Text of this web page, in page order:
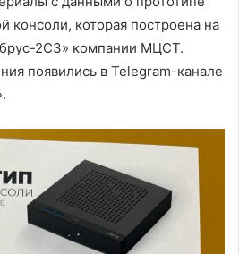
консоли, которая построена на
2С3» компании МЦСТ.
появились в Telegram-канале